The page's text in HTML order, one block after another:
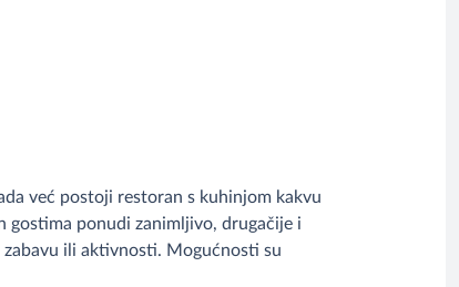
već postoji restoran s kuhinjom kakvu
gostima ponudi zanimljivo, drugačije i
ili aktivnosti. Mogućnosti su